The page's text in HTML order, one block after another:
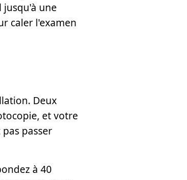
jusqu'à une
caler l'examen
Deux
et votre
passer
à 40